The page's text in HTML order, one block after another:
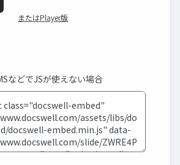
またはPlayer版
などでJSが使えない場合